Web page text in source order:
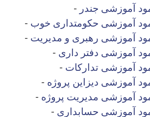
- آموزشی جندر
- آموزشی حکومتداری خوب
- آموزشی رهبری و مدیریت
- آموزشی دفتر داری
- آموزشی تدارکات
- آموزشی دیزاین پروژه
- آموزشی مدیریت پروژه
- آموزشی حسابداری